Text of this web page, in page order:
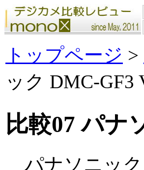
トップページ >
ック DMC-GF3
比較07 パナ
パナソニック